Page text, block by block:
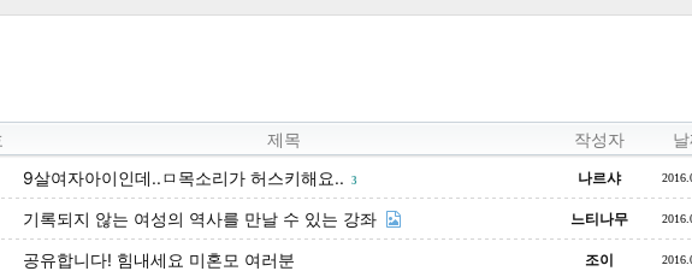
제목 작성자
9살여자아이인데..ㅁ목소리가 허스키해요.. 3 나르샤
기록되지 않는 여성의 역사를 만날 수 있는 강좌 느티나무
공유합니다! 힘내세요 미혼모 여러분 조이